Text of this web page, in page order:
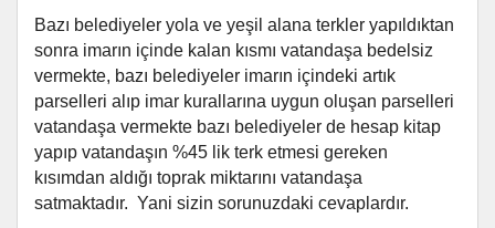
Bazı belediyeler yola ve yeşil alana terkler yapıldıktan
sonra imarın içinde kalan kısmı vatandaşa bedelsiz
vermekte, bazı belediyeler imarın içindeki artık
parselleri alıp imar kurallarına uygun oluşan parselleri
vatandaşa vermekte bazı belediyeler de hesap kitap
yapıp vatandaşın %45 lik terk etmesi gereken
kısımdan aldığı toprak miktarını vatandaşa
satmaktadır. Yani sizin sorunuzdaki cevaplardır.